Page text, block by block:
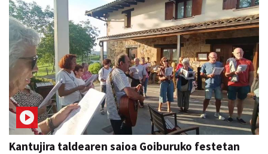
Kantujira taldearen saioa Goiburuko festetan